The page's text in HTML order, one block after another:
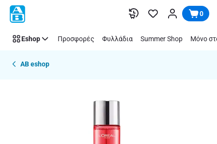
Παράλειψη 0
Eshop Προσφορές Φυλλάδια Summer Shop Μόνο
AB eshop